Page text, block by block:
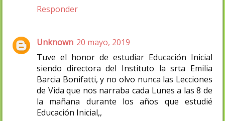
Responder
Unknown 20 mayo, 2019
Tuve el honor de estudiar Educación Inicial
siendo directora del Instituto la srta Emilia
Barcia Bonifatti, y no olvo nunca las Lecciones
de Vida que nos narraba cada Lunes a las 8 de
la mañana durante los años que estudié
Educación Inicial,,